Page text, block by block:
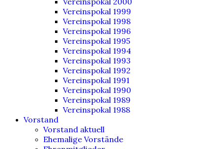
Vereinspokal 1999
Vereinspokal 1998
Vereinspokal 1996
Vereinspokal 1995
Vereinspokal 1994
Vereinspokal 1993
Vereinspokal 1992
Vereinspokal 1991
Vereinspokal 1990
Vereinspokal 1989
Vereinspokal 1988
Vorstand
Vorstand aktuell
Ehemalige Vorstände